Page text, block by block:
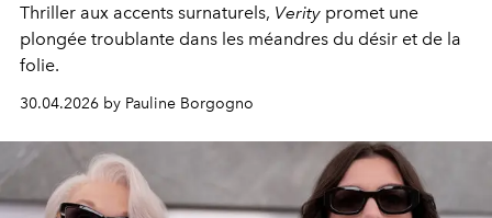
Thriller aux accents surnaturels, Verity promet une
plongée troublante dans les méandres du désir et de la
folie.
30.04.2026 by Pauline Borgogno